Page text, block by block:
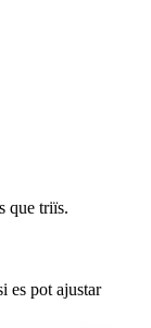
que triïs.
es pot ajustar